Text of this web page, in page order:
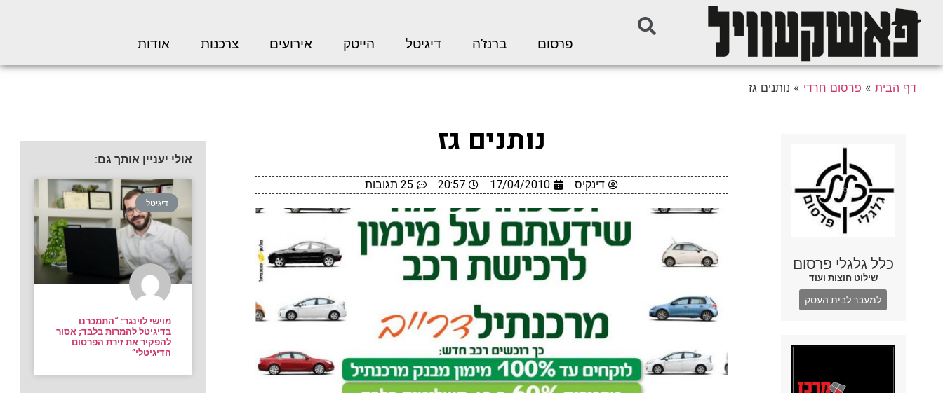
פרסום ברנז’ה דיגיטל הייטק אירועים צרכנות אודות
דף הבית » פרסום חרדי » נותנים גז
כלל גלגלי פרסום
שילוט חוצות ועוד
למעבר לבית העסק
נותנים גז
דינקיס 17/04/2010
20:57 25 תגובות
אולי יעניין אותך גם:
דיגיטל
מוישי לוינגר: “התמכרנו
בדיגיטל להמרות בלבד; אסור
להפקיר את זירת הפרסום
הדיגיטלי”